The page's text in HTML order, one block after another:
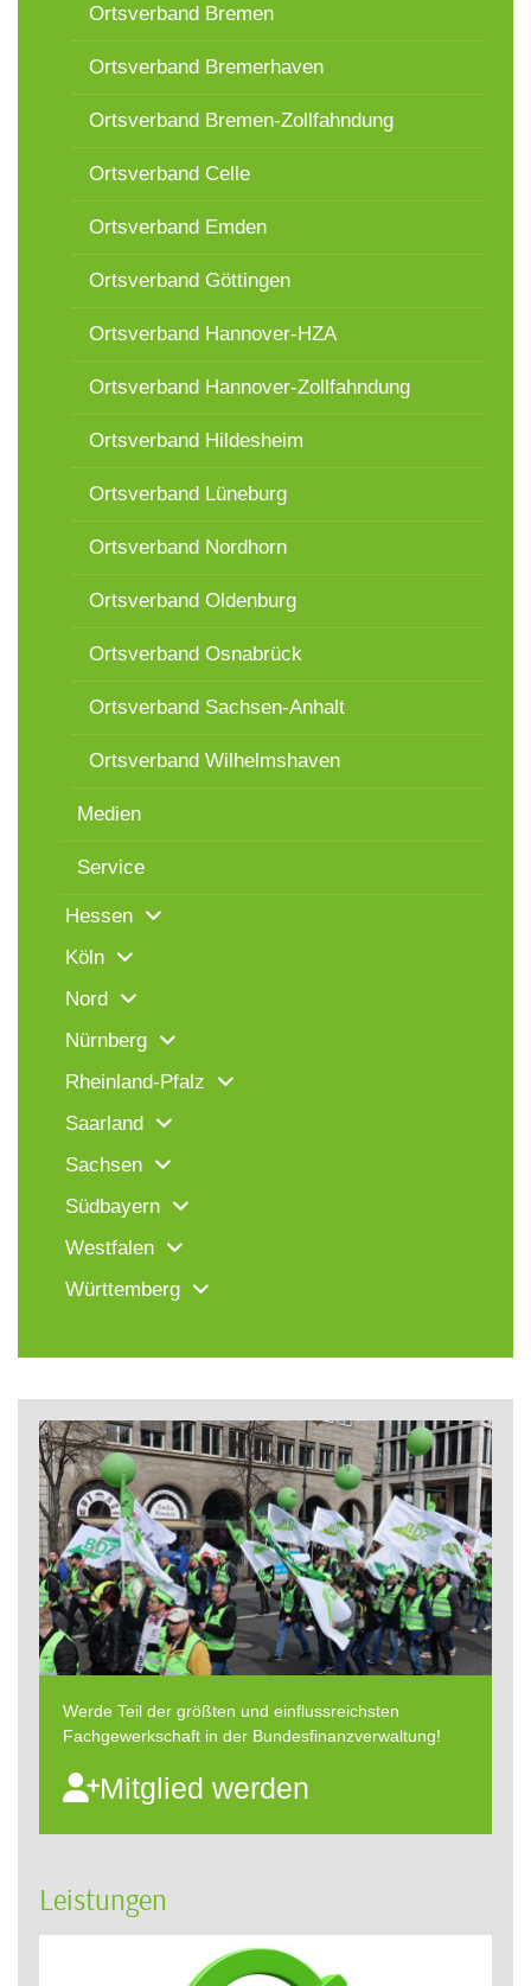
Ortsverband Bremen
Ortsverband Bremerhaven
Ortsverband Bremen-Zollfahndung
Ortsverband Celle
Ortsverband Emden
Ortsverband Göttingen
Ortsverband Hannover-HZA
Ortsverband Hannover-Zollfahndung
Ortsverband Hildesheim
Ortsverband Lüneburg
Ortsverband Nordhorn
Ortsverband Oldenburg
Ortsverband Osnabrück
Ortsverband Sachsen-Anhalt
Ortsverband Wilhelmshaven
Medien
Service
Hessen
Köln
Nord
Nürnberg
Rheinland-Pfalz
Saarland
Sachsen
Südbayern
Westfalen
Württemberg
Werde Teil der größten und einflussreichsten
Fachgewerkschaft in der Bundesfinanzverwaltung!
Mitglied werden
Leistungen